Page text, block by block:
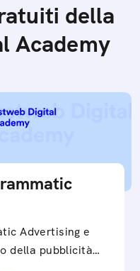
della
Academy
Advertising e
della pubblicità